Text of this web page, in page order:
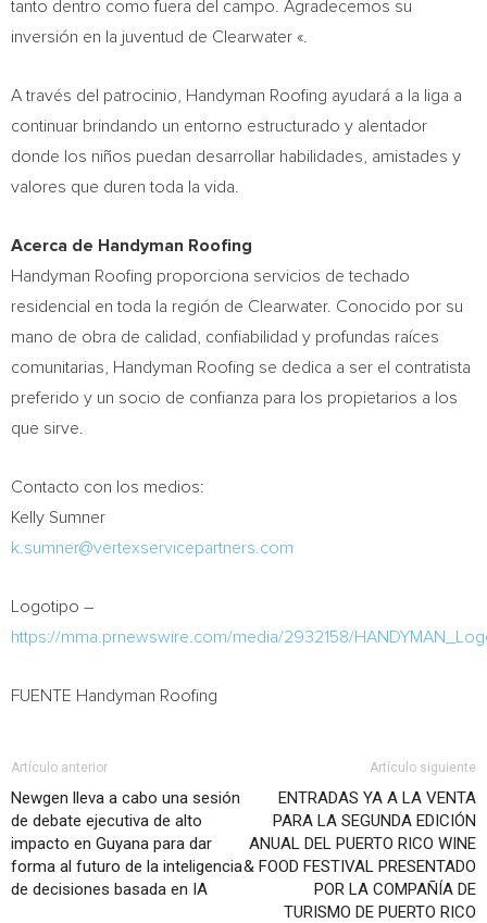
tanto dentro como fuera del campo. Agradecemos su
inversión en la juventud de Clearwater «.
A través del patrocinio, Handyman Roofing ayudará a la liga a
continuar brindando un entorno estructurado y alentador
donde los niños puedan desarrollar habilidades, amistades y
valores que duren toda la vida.
Acerca de Handyman Roofing
Handyman Roofing proporciona servicios de techado
residencial en toda la región de Clearwater. Conocido por su
mano de obra de calidad, confiabilidad y profundas raíces
comunitarias, Handyman Roofing se dedica a ser el contratista
preferido y un socio de confianza para los propietarios a los
que sirve.
Contacto con los medios:
Kelly Sumner
k.sumner@vertexservicepartners.com
Logotipo –
https://mma.prnewswire.com/media/2932158/
FUENTE Handyman Roofing
Artículo anterior
Newgen lleva a cabo una sesión
de debate ejecutiva de alto
impacto en Guyana para dar
forma al futuro de la inteligencia
de decisiones basada en IA
Artículo siguiente
ENTRADAS YA A LA VENTA
PARA LA SEGUNDA EDICIÓN
ANUAL DEL PUERTO RICO WINE
& FOOD FESTIVAL PRESENTADO
POR LA COMPAÑÍA DE
TURISMO DE PUERTO RICO